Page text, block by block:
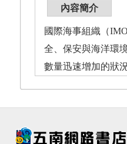
內容簡介
國際海事組織（
全、保安與海洋環
數量迅速增加的狀